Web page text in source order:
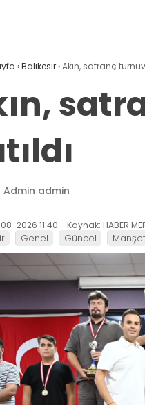
›Balıkesir›Akın, satranç
Admin admin
2026 11:40 Kaynak: HABER
Genel Güncel Manşet